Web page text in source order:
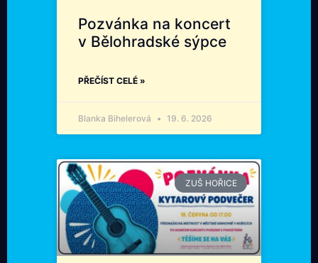
Pozvánka na koncert
v Bělohradské sýpce
PŘEČÍST CELÉ »
Blanka Bihelerová 19. 6. 2026
ZUŠ HOŘICE